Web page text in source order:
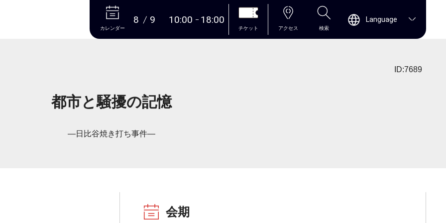
本文へ
カレンダー
8 9 10:00 18:00
チケット アクセス 検索
Language
ID:7689
都市と騒擾の記憶
―日比谷焼き打ち事件―
会期